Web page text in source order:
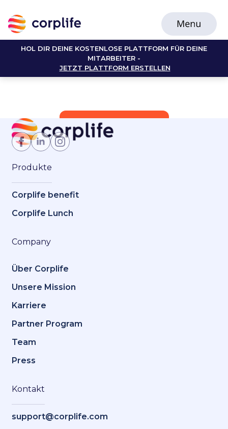
HOL DIR DEINE KOSTENLOSE PLATTFORM FÜR DEINE
MITARBEITER -
JETZT PLATTFORM ERSTELLEN
Jetzt Mitglied werden
Produkte
Corplife benefit
Corplife Lunch
Company
Über Corplife
Unsere Mission
Karriere
Partner Program
Team
Press
Kontakt
support@corplife.com